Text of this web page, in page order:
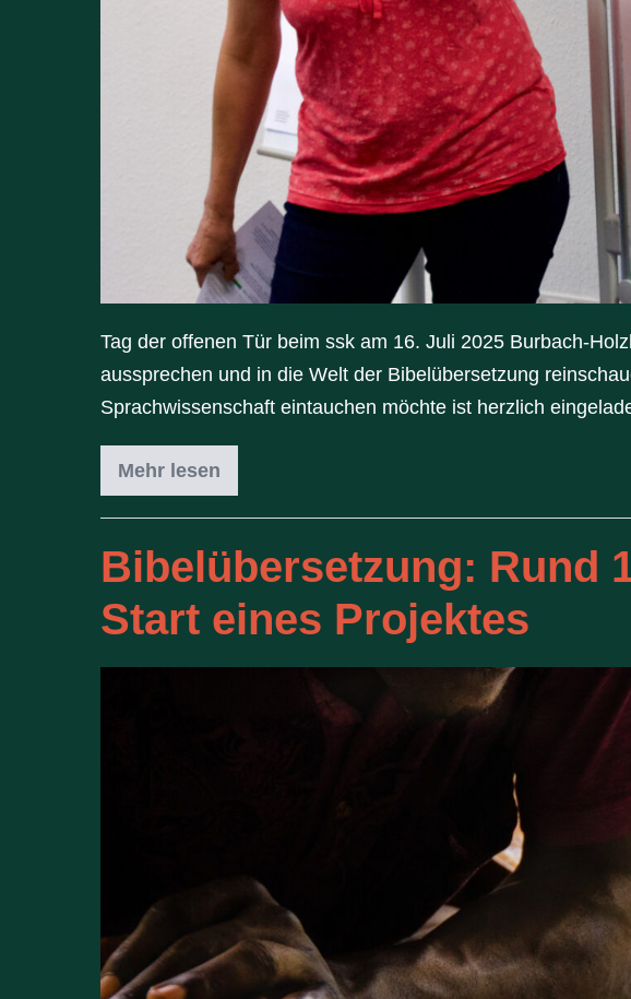
Tag der offenen Tür beim ssk am 16. Juli 2025 Burbach-
aussprechen und in die Welt der Bibelübersetzung
Sprachwissenschaft eintauchen möchte ist herzlich
Mehr lesen
Bibelübersetzung: Rund
Start eines Projektes